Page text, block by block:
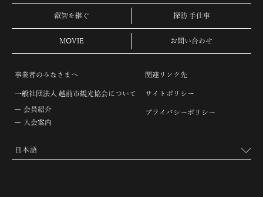
叡智を継ぐ 探訪 手仕事
MOVIE お問い合わせ
事業者のみなさまへ
一般社団法人 越前市観光協会について
会員紹介
入会案内
関連リンク先
サイトポリシー
プライバシーポリシー